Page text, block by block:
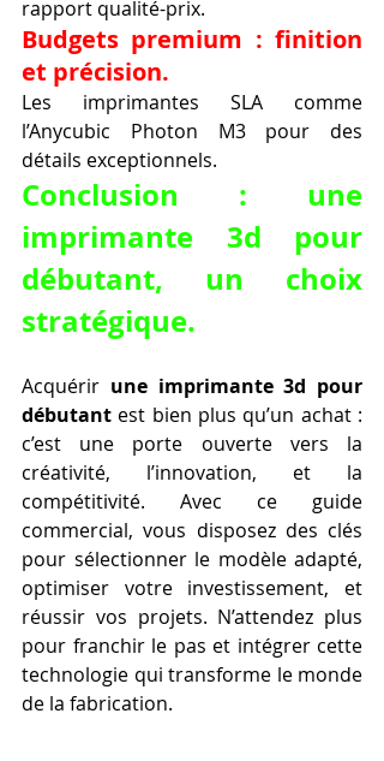
rapport qualité-prix.
Budgets premium : finition
et précision.
Les imprimantes SLA comme
l’Anycubic Photon M3 pour des
détails exceptionnels.
Conclusion : une
imprimante 3d pour
débutant, un choix
stratégique.
Acquérir une imprimante 3d pour
débutant est bien plus qu’un achat :
c’est une porte ouverte vers la
créativité, l’innovation, et la
compétitivité. Avec ce guide
commercial, vous disposez des clés
pour sélectionner le modèle adapté,
optimiser votre investissement, et
réussir vos projets. N’attendez plus
pour franchir le pas et intégrer cette
technologie qui transforme le monde
de la fabrication.